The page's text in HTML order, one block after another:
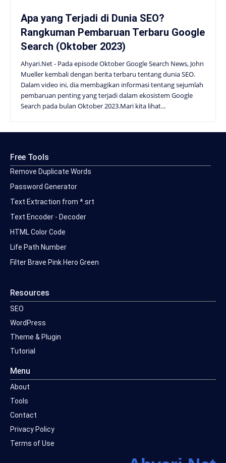
Apa yang Terjadi di Dunia SEO?
Rangkuman Pembaruan Terbaru Google
Search (Oktober 2023)
Ahyari.Net - Pada episode Oktober Google Search News, John
Mueller kembali dengan berita terbaru tentang dunia SEO.
Dalam video ini, dia membagikan informasi tentang sejumlah
pembaruan penting yang terjadi dalam ekosistem Google
Search pada bulan Oktober 2023.Mari kita lihat...
Free Tools
Remove Duplicate Words
Password Generator
Text Extraction from *.srt
Text Encoder - Decoder
HTML Color Code
Life Path Number
Filter Brave Pink Hero Green
Resources
SEO
WordPress
Theme & Plugin
Tutorial
Menu
About
Tools
Contact
Privacy Policy
Terms of Use